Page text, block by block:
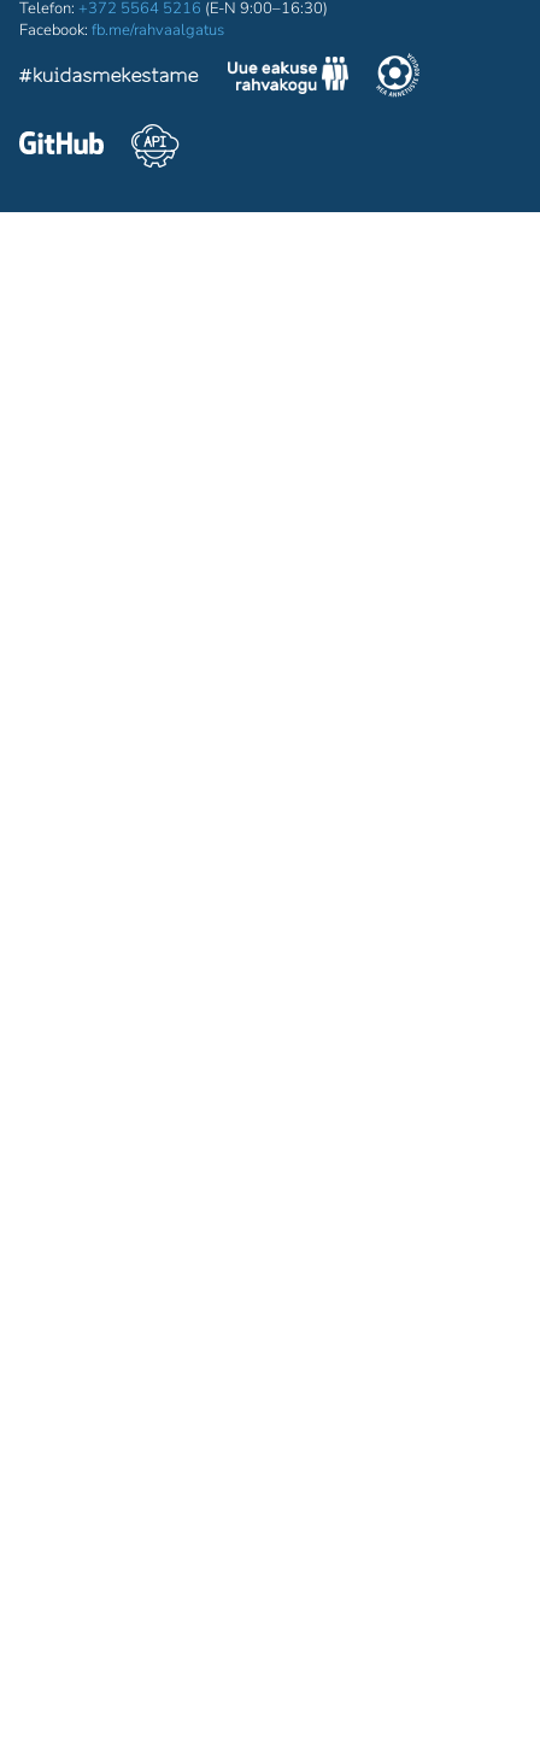
Telefon: +372 5564 5216 (E-N 9:00–16:30)
Facebook: fb.me/rahvaalgatus